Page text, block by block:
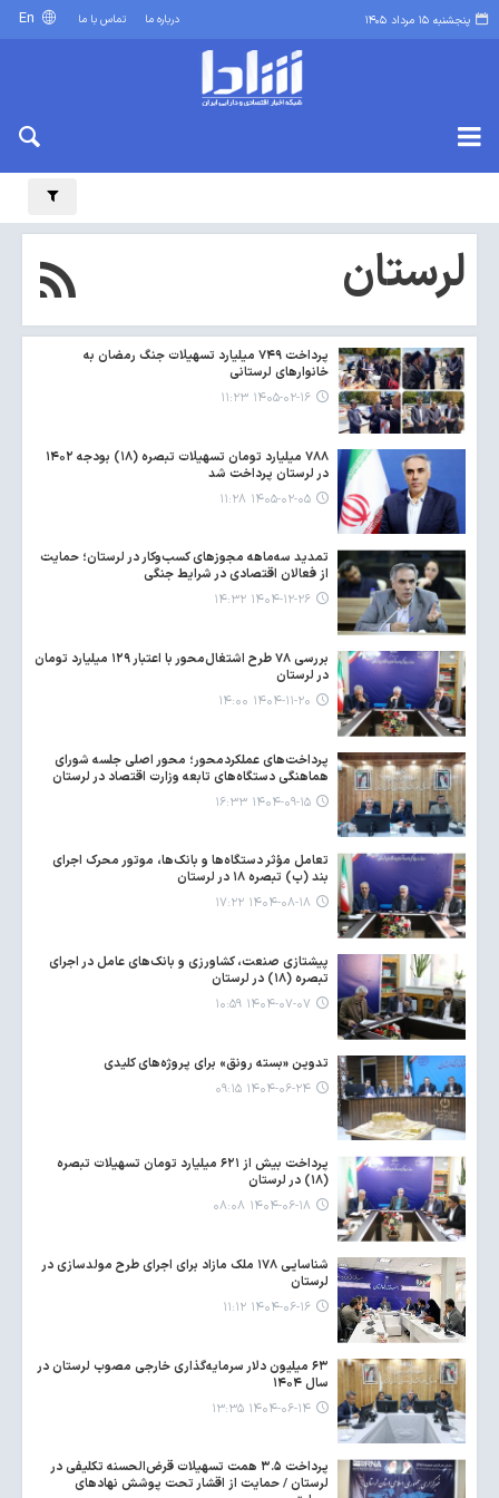
پنجشنبه ۱۵ مرداد ۱۴۰۵ درباره ما تماس با ما
لرستان
پرداخت ۷۴۹ میلیارد تسهیلات جنگ رمضان به
خانوارهای لرستانی
۱۴۰۵-۰۲-۱۶ ۱۱:۲۳
۷۸۸ میلیارد تومان تسهیلات تبصره (۱۸) بودجه ۱۴۰۲
در لرستان پرداخت شد
۱۴۰۵-۰۲-۰۵ ۱۱:۲۸
تمدید سه‌ماهه مجوزهای کسب‌وکار در لرستان؛ حمایت
از فعالان اقتصادی در شرایط جنگی
۱۴۰۴-۱۲-۲۶ ۱۴:۳۲
بررسی ۷۸ طرح اشتغال‌محور با اعتبار ۱۲۹ میلیارد تومان
در لرستان
۱۴۰۴-۱۱-۲۰ ۱۴:۰۰
پرداخت‌های عملکردمحور؛ محور اصلی جلسه شورای
هماهنگی دستگاه‌های تابعه وزارت اقتصاد در لرستان
۱۴۰۴-۰۹-۱۵ ۱۶:۳۳
تعامل مؤثر دستگاه‌ها و بانک‌ها، موتور محرک اجرای
بند (ب) تبصره ۱۸ در لرستان
۱۴۰۴-۰۸-۱۸ ۱۷:۲۲
پیشتازی صنعت، کشاورزی و بانک‌های عامل در اجرای
تبصره (۱۸) در لرستان
۱۴۰۴-۰۷-۰۷ ۱۰:۵۹
تدوین «بسته رونق» برای پروژه‌های کلیدی
۱۴۰۴-۰۶-۲۴ ۰۹:۱۵
پرداخت بیش از ۶۲۱ میلیارد تومان تسهیلات تبصره
(۱۸) در لرستان
۱۴۰۴-۰۶-۱۸ ۰۸:۰۸
شناسایی ۱۷۸ ملک مازاد برای اجرای طرح مولدسازی در
لرستان
۱۴۰۴-۰۶-۱۶ ۱۱:۱۲
۶۳ میلیون دلار سرمایه‌گذاری خارجی مصوب لرستان در
سال ۱۴۰۴
۱۴۰۴-۰۶-۱۴ ۱۳:۳۵
پرداخت ۳.۵ همت تسهیلات قرض‌الحسنه تکلیفی در
لرستان / حمایت از اقشار تحت پوشش نهادهای